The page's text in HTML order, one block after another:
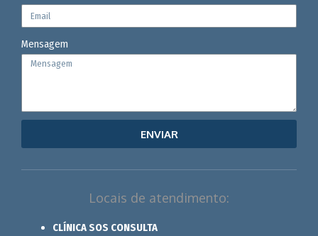
Mensagem
ENVIAR
Locais de atendimento:
CLÍNICA SOS CONSULTA